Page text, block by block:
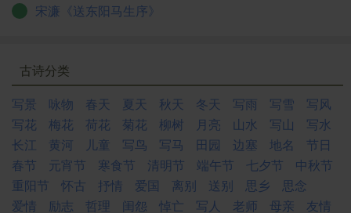
宋濂《送东阳马生序》
古诗分类
写景
咏物 春天 夏天 秋天 冬天 写雨 写雪
写风
写花
梅花 荷花 菊花 柳树 月亮 山水 写山
写水
长江
黄河 儿童 写鸟 写马 田园 边塞 地名
节日
春节
元宵节 寒食节 清明节 端午节 七夕节
中秋节
重阳节
怀古 抒情 爱国 离别 送别 思乡
思念
爱情
励志 哲理 闺怨 悼亡 写人 老师 母亲 友情